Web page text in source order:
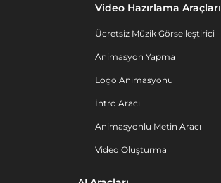
Video Hazırlama Araçları
Ücretsiz Müzik Görselleştirici
Animasyon Yapma
Logo Animasyonu
İntro Aracı
Animasyonlu Metin Aracı
Video Oluşturma